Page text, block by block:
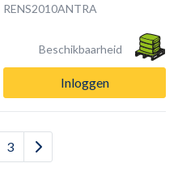
RENS2010ANTRA
Beschikbaarheid
Inloggen
3